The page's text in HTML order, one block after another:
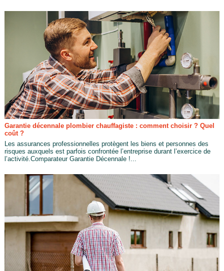
Garantie décennale plombier chauffagiste : comment choisir ? Quel
coût ?
Les assurances professionnelles protègent les biens et personnes des
risques auxquels est parfois confrontée l’entreprise durant l’exercice de
l’activité.Comparateur Garantie Décennale !...